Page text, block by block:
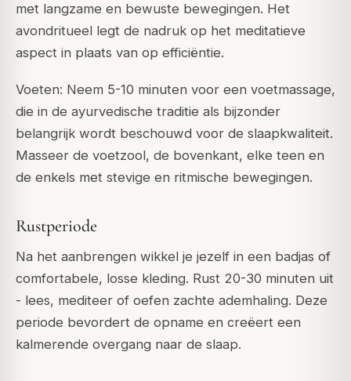
met langzame en bewuste bewegingen. Het
avondritueel legt de nadruk op het meditatieve
aspect in plaats van op efficiëntie.
Voeten: Neem 5-10 minuten voor een voetmassage,
die in de ayurvedische traditie als bijzonder
belangrijk wordt beschouwd voor de slaapkwaliteit.
Masseer de voetzool, de bovenkant, elke teen en
de enkels met stevige en ritmische bewegingen.
Rustperiode
Na het aanbrengen wikkel je jezelf in een badjas of
comfortabele, losse kleding. Rust 20-30 minuten uit
- lees, mediteer of oefen zachte ademhaling. Deze
periode bevordert de opname en creëert een
kalmerende overgang naar de slaap.